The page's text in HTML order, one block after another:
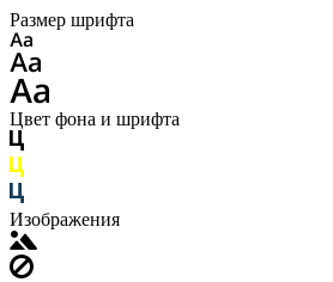
Размер шрифта
Цвет фона и шрифта
Изображения